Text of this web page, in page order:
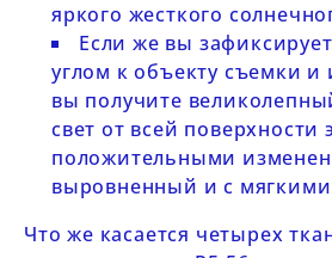
яркого жесткого
Если же вы
углом к объекту съемки и
вы получите
свет от всей поверхности
положительными
выровненный и с
Что же касается четырех